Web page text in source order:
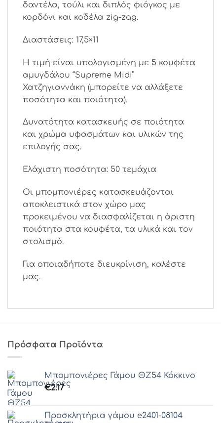
δαντέλα, τούλι και διπλός φιόγκος με
κορδόνι και κοδέλα zig-zag.
Διαστάσεις: 17,5×11
Η τιμή είναι υπολογισμένη με 5 κουφέτα
αμυγδάλου “Supreme Μidi”
Χατζηγιαννάκη (μπορείτε να αλλάξετε
ποσότητα και ποιότητα).
Δυνατότητα κατασκευής σε ποιότητα
και χρώμα υφασμάτων και υλικών της
επιλογής σας.
Ελάχιστη ποσότητα: 50 τεμάχια
Οι μπομπονιέρες κατασκευάζονται
αποκλειστικά στον χώρο μας
προκειμένου να διασφαλίζεται η άριστη
ποιότητα στα κουφέτα, τα υλικά και τον
στολισμό.
Για οποιαδήποτε διευκρίνιση, καλέστε
μας.
Πρόσφατα Προϊόντα
Μπομπονιέρες Γάμου ΘZ54 Κόκκινο
€2.17
Προσκλητήρια γάμου e2401-08104